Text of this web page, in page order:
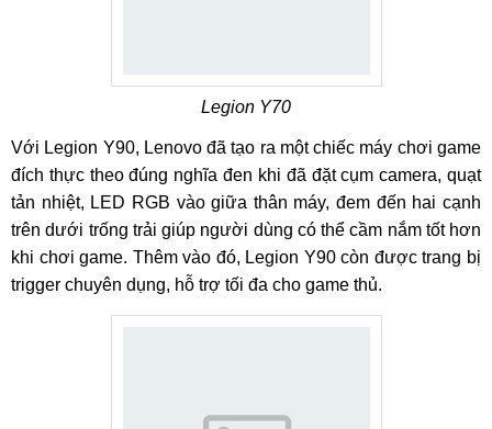
Legion Y70
Với Legion Y90, Lenovo đã tạo ra một chiếc máy chơi game
đích thực theo đúng nghĩa đen khi đã đặt cụm camera, quạt
tản nhiệt, LED RGB vào giữa thân máy, đem đến hai cạnh
trên dưới trống trải giúp người dùng có thể cầm nắm tốt hơn
khi chơi game. Thêm vào đó, Legion Y90 còn được trang bị
trigger chuyên dụng, hỗ trợ tối đa cho game thủ.